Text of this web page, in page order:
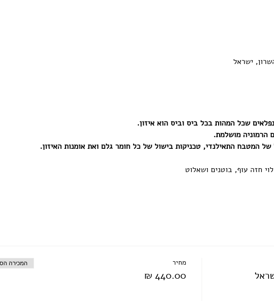
שכל המהות בכל ביס וביס הוא איזון.
הרמוניה מושלמת.
המטבח התאילנדי, טכניקות בישול של כל חומר גלם ואת אומנות האיזון.
חזה עוף, בוטנים ושאלוט
מחיר המכירה